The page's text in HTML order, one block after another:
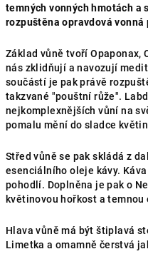
temných vonných hmotách a
rozpuštěna opravdová vonná
Základ vůně tvoří Opaponax,
nás zklidňují a navozují
součástí je pak právě
takzvané "pouštní růže".
nejkomplexnějších vůní na
pomalu mění do sladce
Střed vůně se pak skládá z
esenciálního oleje kávy.
pohodlí. Doplněna je pak o
květinovou hořkost a temnou
Hlava vůně má být štiplavá
Limetka a omamně čerstvá